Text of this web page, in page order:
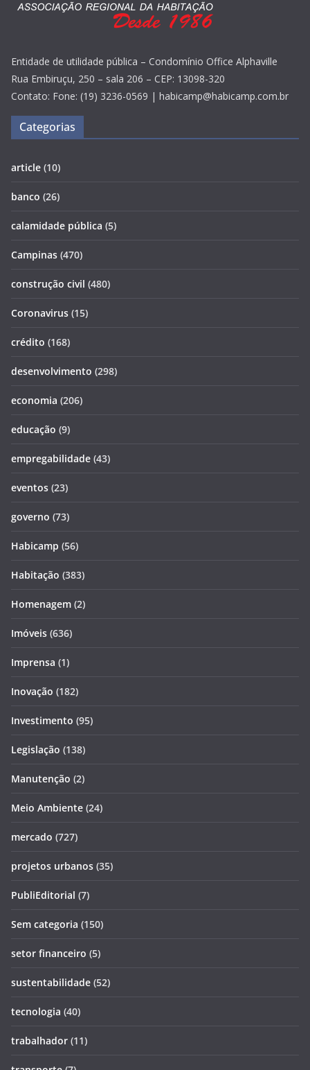
Entidade de utilidade pública – Condomínio Office Alphaville
Rua Embiruçu, 250 – sala 206 – CEP: 13098-320
Contato: Fone: (19) 3236-0569 | habicamp@habicamp.com.br
Categorias
article (10)
banco (26)
calamidade pública (5)
Campinas (470)
construção civil (480)
Coronavirus (15)
crédito (168)
desenvolvimento (298)
economia (206)
educação (9)
empregabilidade (43)
eventos (23)
governo (73)
Habicamp (56)
Habitação (383)
Homenagem (2)
Imóveis (636)
Imprensa (1)
Inovação (182)
Investimento (95)
Legislação (138)
Manutenção (2)
Meio Ambiente (24)
mercado (727)
projetos urbanos (35)
PubliEditorial (7)
Sem categoria (150)
setor financeiro (5)
sustentabilidade (52)
tecnologia (40)
trabalhador (11)